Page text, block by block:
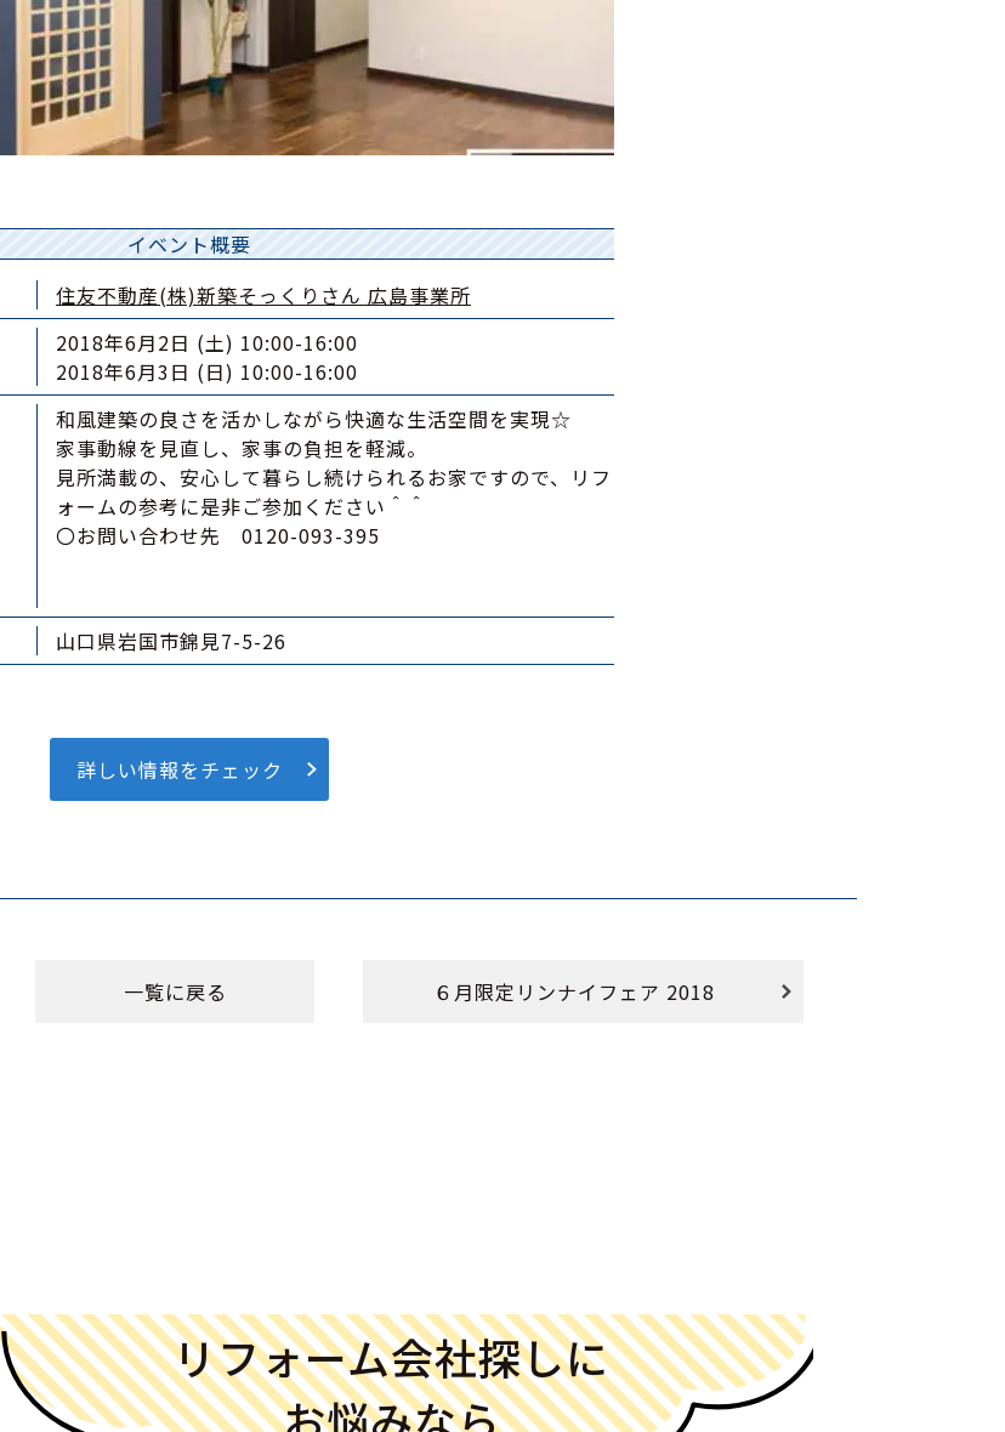
イベント概要
住友不動産(株)新築そっくりさん 広島事業所
2018年6月2日 (土) 10:00-16:00
2018年6月3日 (日) 10:00-16:00
和風建築の良さを活かしながら快適な生活空間を実現☆
家事動線を見直し、家事の負担を軽減。
見所満載の、安心して暮らし続けられるお家ですので、リフ
ォームの参考に是非ご参加ください＾＾
〇お問い合わせ先 0120-093-395
山口県岩国市錦見7-5-26
詳しい情報をチェック
一覧に戻る ６月限定リンナイフェア 2018
リフォーム会社探しに
お悩みなら